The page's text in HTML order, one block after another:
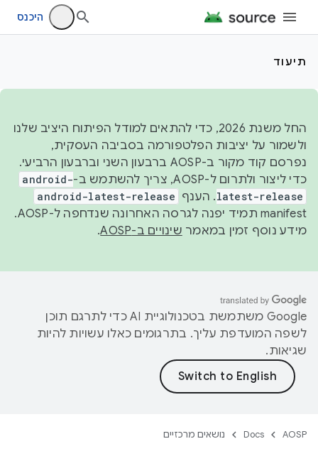
היכנס
תיעוד
החל משנת 2026, כדי להתאים למודל הפיתוח היציב שלנו
ולשמור על יציבות הפלטפורמה בסביבה העסקית,
נפרסם קוד מקור ב-AOSP ברבעון השני וברבעון הרביעי.
כדי ליצור ולתרום ל-AOSP, צריך להשתמש ב-
android-
latest-release. הענף android-latest-release
manifest תמיד יפנה לגרסה האחרונה שנדחפה ל-AOSP.
מידע נוסף זמין במאמר שינויים ב-AOSP .
‫Google משתמשת בטכנולוגיית AI כדי לתרגם תוכן
לשפה המועדפת עליך. בתרגומים כאלו עשויות להיות
שגיאות.
AOSP
Docs נושאים מרכזיים